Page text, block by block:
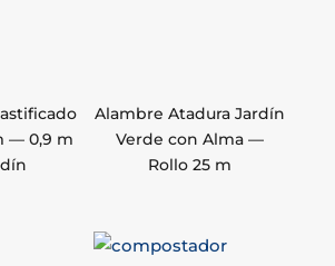
— 0,9 m
Alambre Atadura Jardín
Verde con Alma —
Rollo 25 m